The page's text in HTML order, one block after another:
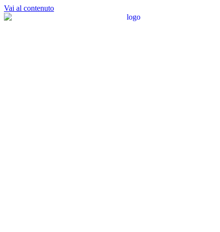
Vai al contenuto